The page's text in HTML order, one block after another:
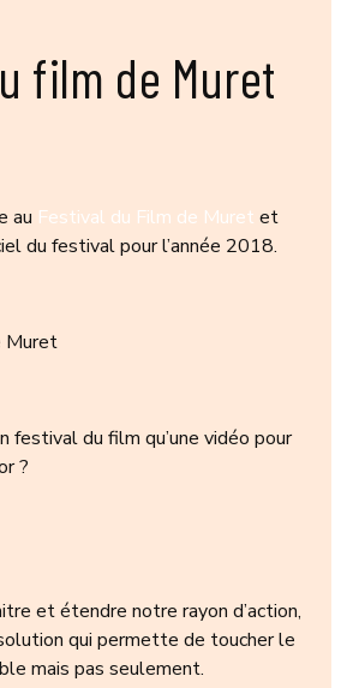
film de Muret
au Festival du Film de Muret et
du festival pour l’année 2018.
festival du film qu’une vidéo pour
?
et étendre notre rayon d’action,
qui permette de toucher le
mais pas seulement.